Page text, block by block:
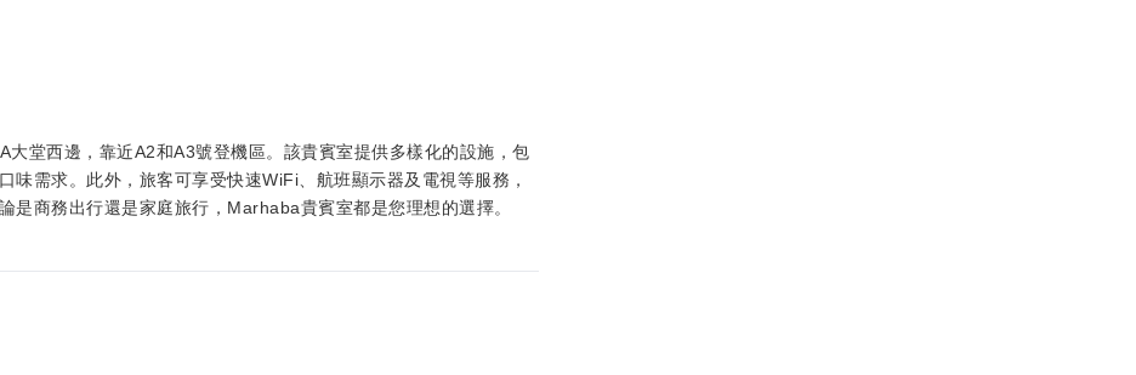
堂西邊，靠近A2和A3號登機區。該貴賓室提供多樣化的設施，包
味需求。此外，旅客可享受快速WiFi、航班顯示器及電視等服務，
是商務出行還是家庭旅行，Marhaba貴賓室都是您理想的選擇。